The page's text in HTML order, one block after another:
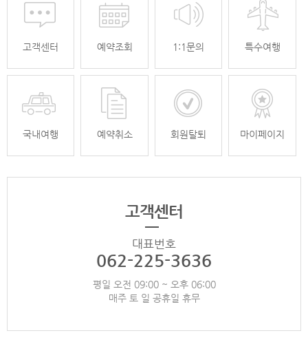
고객센터 예약조회 1:1문의 특수여행
국내여행 예약취소 회원탈퇴 마이페이지
고객센터
대표번호
062-225-3636
평일 오전 09:00 ~ 오후 06:00
매주 토 일 공휴일 휴무